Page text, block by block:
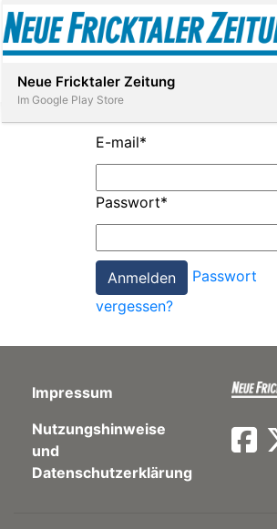
Paper
App
Abonnieren
E-mail*
Passwort*
Passwort
vergessen?
Impressum
Nutzungshinweise
und
Datenschutzerklärung
Neue Fricktaler Zeitung
Im Google Play Store